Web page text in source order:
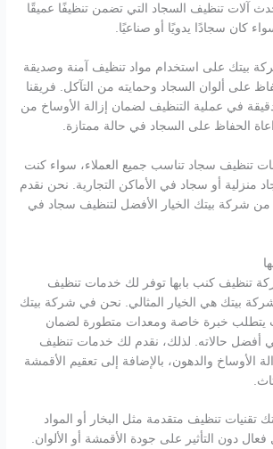
آلات تنظيف السجاد التي تضمن تنظيفًا عميقًا
كان سجادًا يدويًا أو صناعيًا.
بيتك على استخدام مواد تنظيف آمنة وصديقة
على ألوان السجاد وحمايته من التآكل. فريقنا
في عملية التنظيف لضمان إزالة الأوساخ من
الحفاظ على السجاد في حالة ممتازة.
تنظيف سجاد تناسب جميع العملاء، سواء كنت
منزلية أو سجاد في الأماكن التجارية. نحن نقدم
من شركة بيتك الخيار الأفضل لتنظيف سجاد في
تنظيف كنب بابها توفر لك خدمات تنظيف
شركة بيتك هي الخيار المثالي. نحن في شركة بيتك
يتطلب خبرة خاصة ومعدات متطورة لضمان
أفضل حالاته. لذلك، نقدم لك خدمات تنظيف
الأوساخ والدهون، بالإضافة إلى تعقيم الأقمشة
تنظيف متقدمة مثل البخار أو المواد
فعال دون التأثير على جودة الأقمشة أو الألوان.